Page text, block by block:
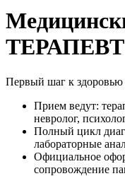
ТЕРАПЕВТ
Первый шаг к
Прием ведут:
невролог,
Полный цикл
лабораторные
Официальное
сопровождение